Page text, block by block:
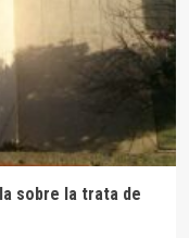
sobre la trata de